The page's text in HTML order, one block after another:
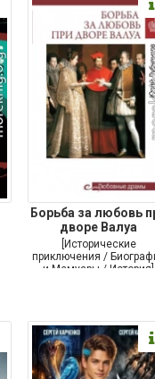
Борьба за любовь
дворе Валуа
[Исторические
приключения /
и Мемуары / История]